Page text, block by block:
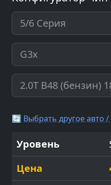
🔄 Выбрать другое авто /